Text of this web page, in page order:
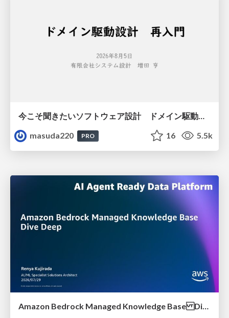
今こそ聞きたいソフトウェア設計 ドメイン駆動設計再入門
masuda220
PRO 16 5.5k
Amazon Bedrock Managed Knowledge Base Dive Deep